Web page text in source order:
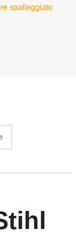
spalleggiato